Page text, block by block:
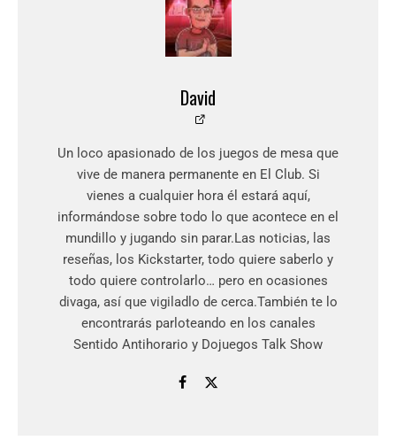
David
Un loco apasionado de los juegos de mesa que
vive de manera permanente en El Club. Si
vienes a cualquier hora él estará aquí,
informándose sobre todo lo que acontece en el
mundillo y jugando sin parar.Las noticias, las
reseñas, los Kickstarter, todo quiere saberlo y
todo quiere controlarlo… pero en ocasiones
divaga, así que vigiladlo de cerca.También te lo
encontrarás parloteando en los canales
Sentido Antihorario y Dojuegos Talk Show